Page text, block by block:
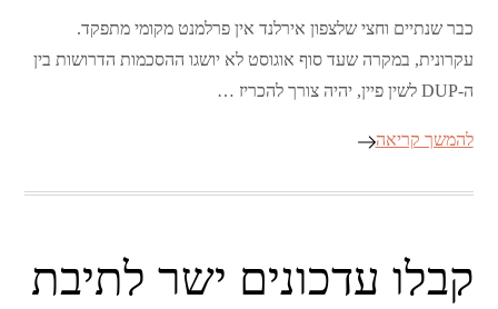
כבר שנתיים וחצי שלצפון אירלנד אין פרלמנט מקומי מתפקד.
עקרונית, במקרה שעד סוף אוגוסט לא יושגו ההסכמות הדרושות בין
ה-DUP לשין פיין, יהיה צורך להכריז …
להמשך קריאה
קבלו עדכונים ישר לתיבת